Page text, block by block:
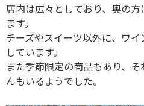
店内は広々としており、奥の
ます。
チーズやスイーツ以外に、ワ
しています。
また季節限定の商品もあり、
んもいるようでした。